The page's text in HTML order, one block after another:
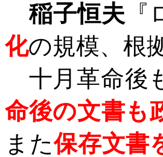
稲子恒夫
化の規模、根
十月革命後
命後の文書も
また保存文書